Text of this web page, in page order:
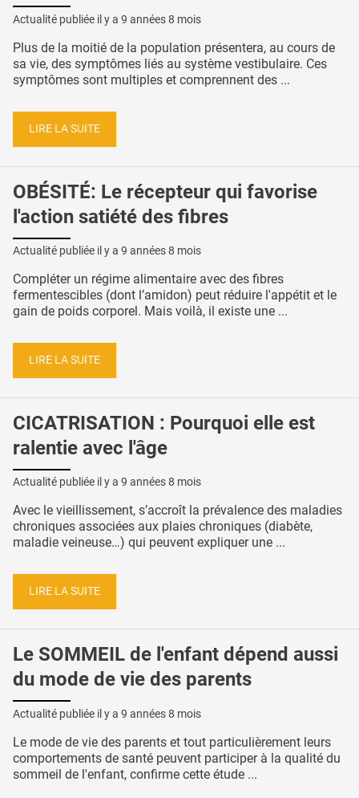
Actualité publiée il y a 9 années 8 mois
Plus de la moitié de la population présentera, au cours de
sa vie, des symptômes liés au système vestibulaire. Ces
symptômes sont multiples et comprennent des ...
LIRE LA SUITE
OBÉSITÉ: Le récepteur qui favorise
l'action satiété des fibres
Actualité publiée il y a 9 années 8 mois
Compléter un régime alimentaire avec des fibres
fermentescibles (dont l’amidon) peut réduire l'appétit et le
gain de poids corporel. Mais voilà, il existe une ...
LIRE LA SUITE
CICATRISATION : Pourquoi elle est
ralentie avec l'âge
Actualité publiée il y a 9 années 8 mois
Avec le vieillissement, s’accroît la prévalence des maladies
chroniques associées aux plaies chroniques (diabète,
maladie veineuse…) qui peuvent expliquer une ...
LIRE LA SUITE
Le SOMMEIL de l'enfant dépend aussi
du mode de vie des parents
Actualité publiée il y a 9 années 8 mois
Le mode de vie des parents et tout particulièrement leurs
comportements de santé peuvent participer à la qualité du
sommeil de l'enfant, confirme cette étude ...